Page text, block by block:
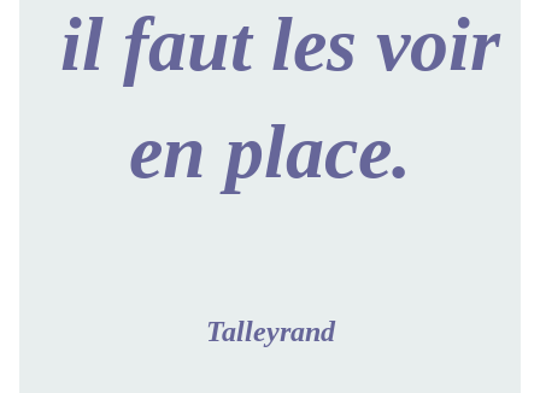
il faut les voir
en place.
Talleyrand